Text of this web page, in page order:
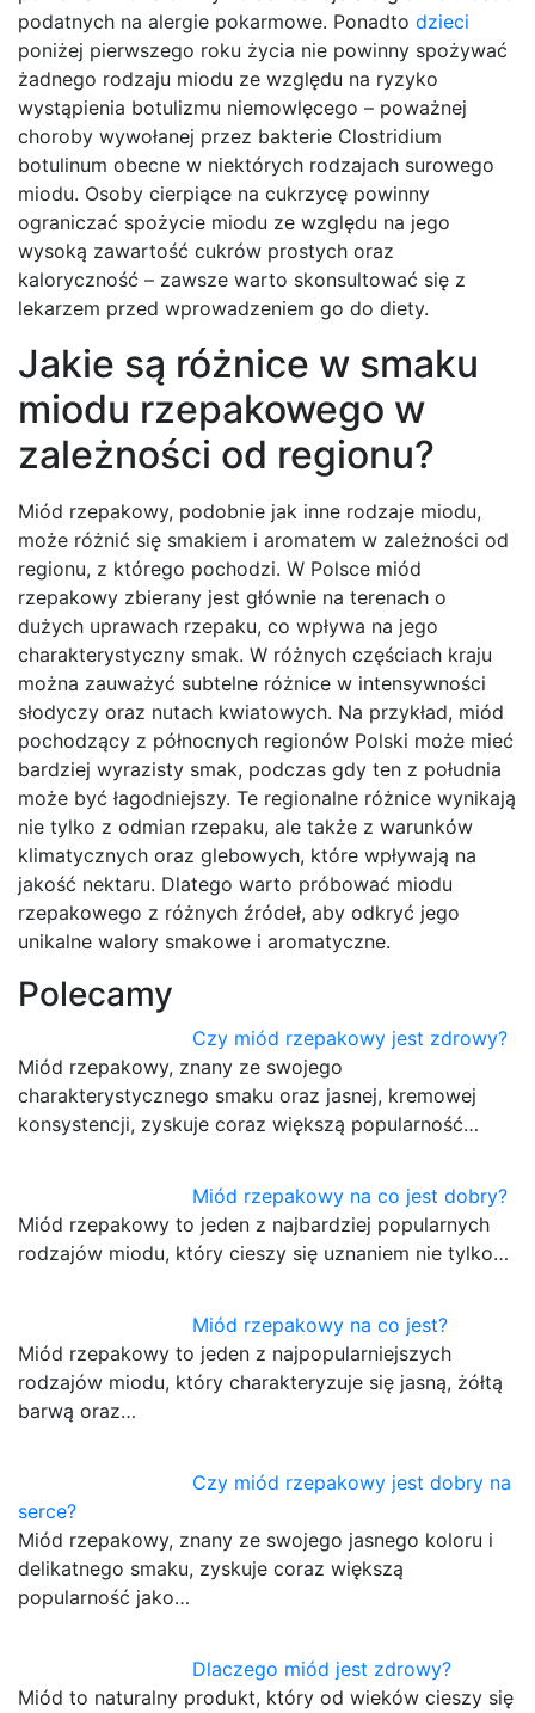
podatnych na alergie pokarmowe. Ponadto dzieci
poniżej pierwszego roku życia nie powinny spożywać
żadnego rodzaju miodu ze względu na ryzyko
wystąpienia botulizmu niemowlęcego – poważnej
choroby wywołanej przez bakterie Clostridium
botulinum obecne w niektórych rodzajach surowego
miodu. Osoby cierpiące na cukrzycę powinny
ograniczać spożycie miodu ze względu na jego
wysoką zawartość cukrów prostych oraz
kaloryczność – zawsze warto skonsultować się z
lekarzem przed wprowadzeniem go do diety.
Jakie są różnice w smaku
miodu rzepakowego w
zależności od regionu?
Miód rzepakowy, podobnie jak inne rodzaje miodu,
może różnić się smakiem i aromatem w zależności od
regionu, z którego pochodzi. W Polsce miód
rzepakowy zbierany jest głównie na terenach o
dużych uprawach rzepaku, co wpływa na jego
charakterystyczny smak. W różnych częściach kraju
można zauważyć subtelne różnice w intensywności
słodyczy oraz nutach kwiatowych. Na przykład, miód
pochodzący z północnych regionów Polski może mieć
bardziej wyrazisty smak, podczas gdy ten z południa
może być łagodniejszy. Te regionalne różnice wynikają
nie tylko z odmian rzepaku, ale także z warunków
klimatycznych oraz glebowych, które wpływają na
jakość nektaru. Dlatego warto próbować miodu
rzepakowego z różnych źródeł, aby odkryć jego
unikalne walory smakowe i aromatyczne.
Polecamy
Czy miód rzepakowy jest zdrowy?
Miód rzepakowy, znany ze swojego
charakterystycznego smaku oraz jasnej, kremowej
konsystencji, zyskuje coraz większą popularność…
Miód rzepakowy na co jest dobry?
Miód rzepakowy to jeden z najbardziej popularnych
rodzajów miodu, który cieszy się uznaniem nie tylko…
Miód rzepakowy na co jest?
Miód rzepakowy to jeden z najpopularniejszych
rodzajów miodu, który charakteryzuje się jasną, żółtą
barwą oraz…
Czy miód rzepakowy jest dobry na
serce?
Miód rzepakowy, znany ze swojego jasnego koloru i
delikatnego smaku, zyskuje coraz większą
popularność jako…
Dlaczego miód jest zdrowy?
Miód to naturalny produkt, który od wieków cieszy się